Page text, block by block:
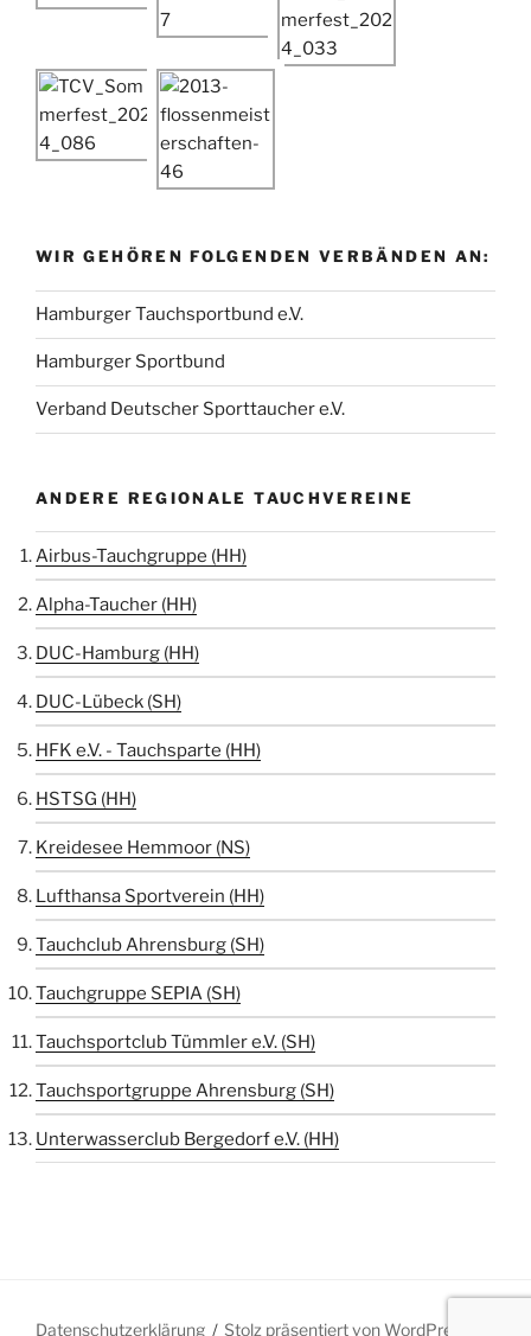
WIR GEHÖREN FOLGENDEN VERBÄNDEN AN:
Hamburger Tauchsportbund e.V.
Hamburger Sportbund
Verband Deutscher Sporttaucher e.V.
ANDERE REGIONALE TAUCHVEREINE
Airbus-Tauchgruppe (HH)
Alpha-Taucher (HH)
DUC-Hamburg (HH)
DUC-Lübeck (SH)
HFK e.V. - Tauchsparte (HH)
HSTSG (HH)
Kreidesee Hemmoor (NS)
Lufthansa Sportverein (HH)
Tauchclub Ahrensburg (SH)
Tauchgruppe SEPIA (SH)
Tauchsportclub Tümmler e.V. (SH)
Tauchsportgruppe Ahrensburg (SH)
Unterwasserclub Bergedorf e.V. (HH)
Datenschutzerklärung Stolz präsentiert von WordPress